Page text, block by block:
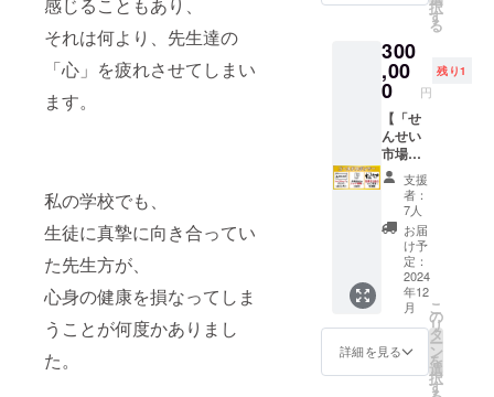
それは何より、先生達の
「心」を疲れさせてしまい
ます。
私の学校でも、
生徒に真摯に向き合ってい
た先生方が、
心身の健康を損なってしま
うことが何度かありまし
た。
ばるゼ
ミの3人
「やん
ばる先
生」、
「と
し」、
「まが
りん」
に直接
質問が
できる
コー
ナーで
す！ ・
記念撮
リータ
イム ※
ビーズ
クッ
ショ
ン」で
有名な
「ハナ
ロロ」
とのコ
ラボ商
品で
す。 ＜
商品概
要＞ や
んばる
ゼミロ
ゴ入り
ビーズ
クッ
ン 1個
場で検
索） ※
個人様
用のリ
ターン
となっ
ており
ます。
企業
様は企
業様用
のスポ
ンサー
リター
ンの中
からお
願いい
たしま
SNS等
ンク
（任
意） ※
表示方
法は
「せん
せい市
場」
ホーム
ページ
の協賛
一覧を
ご確認
くださ
い。
（せん
せい市
場で検
索） ※
掲載期
載！ 協
くださ
る方
へ、以
下の特
典を提
供いた
しま
す。 ＜
スポン
サー特
典＞ ■
協賛
ページ
にシル
バース
ポン
サーと
して掲
載 ・
企業ロ
択
す
る
300
,00
0 円
残り1
【「せ
んせい
市場」
ゴール
ドスポ
サー】
せんせ
い市場
「トッ
プペー
ジ」に
企業ロ
ゴを掲
載！ 協
支援
者：
7人
お届
け予
定：
2024
年12
月
詳細を見る
こ
の
リ
タ
ー
ン
を
選
択
す